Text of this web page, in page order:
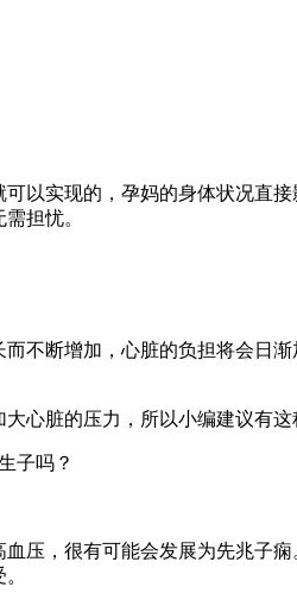
以实现的，孕妈的身体状况直
担忧。
不断增加，心脏的负担将会日
心脏的压力，所以小编建议有这
压，很有可能会发展为先兆子